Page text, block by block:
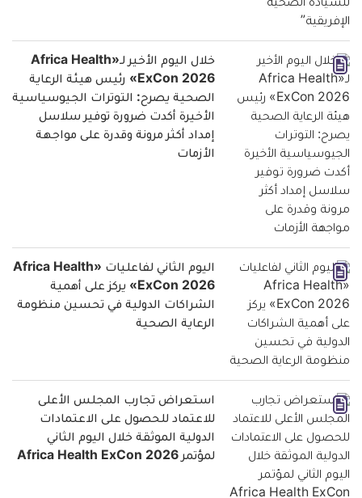
خلال اليوم الأخير لـ«Africa Health
ExCon 2026» رئيس هيئة الرعاية
الصحية يصرح: التوترات الجيوسياسية
الأخيرة أكدت ضرورة توفير سلاسل
إمداد أكثر مرونة وقدرة على مواجهة
الأزمات
اليوم الثاني لفاعليات «Africa Health
ExCon 2026» يركز على أهمية
الشراكات الدولية في تحسين منظومة
الرعاية الصحية
استعراض تجارب المجلس الأعلى
للاعتماد للحصول على الاعتمادات
الدولية الموثقة خلال اليوم الثاني
لمؤتمر Africa Health ExCon 2026